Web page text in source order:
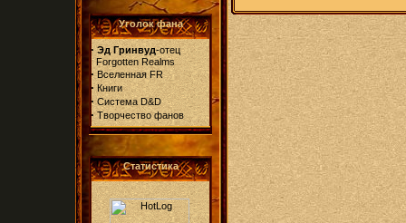
Уголок фана
· Эд Гринвуд-отец
Forgotten Realms
· Вселенная FR
· Книги
· Система D&D
· Творчество фанов
Статистика